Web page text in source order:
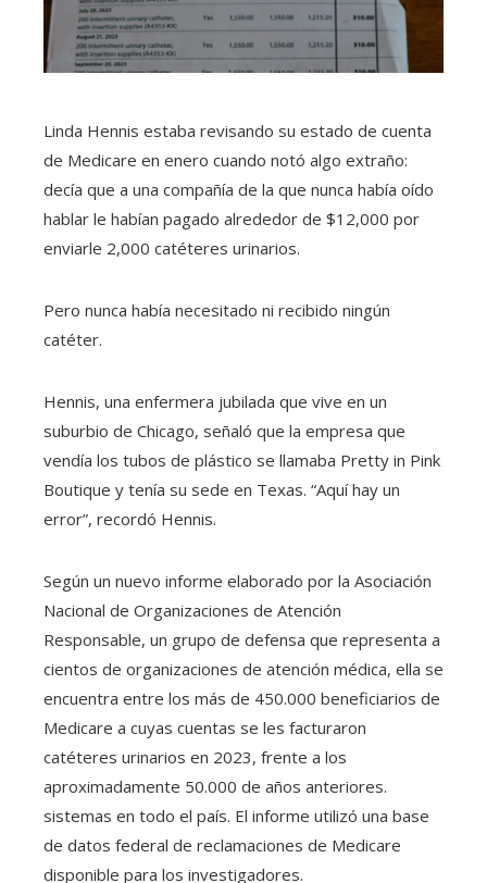
Linda Hennis estaba revisando su estado de cuenta
de Medicare en enero cuando notó algo extraño:
decía que a una compañía de la que nunca había oído
hablar le habían pagado alrededor de $12,000 por
enviarle 2,000 catéteres urinarios.
Pero nunca había necesitado ni recibido ningún
catéter.
Hennis, una enfermera jubilada que vive en un
suburbio de Chicago, señaló que la empresa que
vendía los tubos de plástico se llamaba Pretty in Pink
Boutique y tenía su sede en Texas. “Aquí hay un
error”, recordó Hennis.
Según un nuevo informe elaborado por la Asociación
Nacional de Organizaciones de Atención
Responsable, un grupo de defensa que representa a
cientos de organizaciones de atención médica, ella se
encuentra entre los más de 450.000 beneficiarios de
Medicare a cuyas cuentas se les facturaron
catéteres urinarios en 2023, frente a los
aproximadamente 50.000 de años anteriores.
sistemas en todo el país. El informe utilizó una base
de datos federal de reclamaciones de Medicare
disponible para los investigadores.